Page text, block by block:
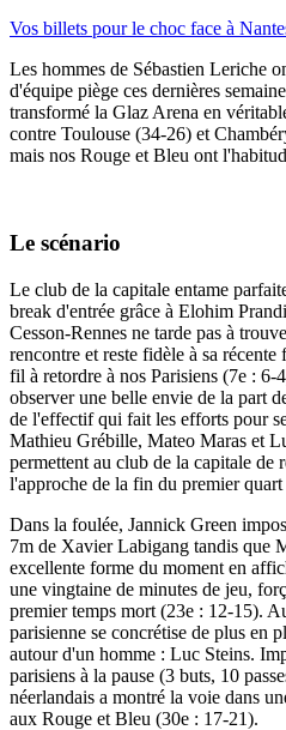
Vos billets pour le choc face à
Les hommes de Sébastien Leriche
d'équipe piège ces dernières
transformé la Glaz Arena en
contre Toulouse (34-26) et
mais nos Rouge et Bleu ont
Le scénario
Le club de la capitale entame
break d'entrée grâce à Elohim
Cesson-Rennes ne tarde pas à
rencontre et reste fidèle à sa
fil à retordre à nos Parisiens (7e :
observer une belle envie de la part
de l'effectif qui fait les efforts pour
Mathieu Grébille, Mateo Maras et
permettent au club de la capitale de
l'approche de la fin du premier
Dans la foulée, Jannick Green
7m de Xavier Labigang tandis que
excellente forme du moment en
une vingtaine de minutes de jeu,
premier temps mort (23e : 12-15).
parisienne se concrétise de plus en
autour d'un homme : Luc Steins.
parisiens à la pause (3 buts, 10
néerlandais a montré la voie dans
aux Rouge et Bleu (30e : 17-21).